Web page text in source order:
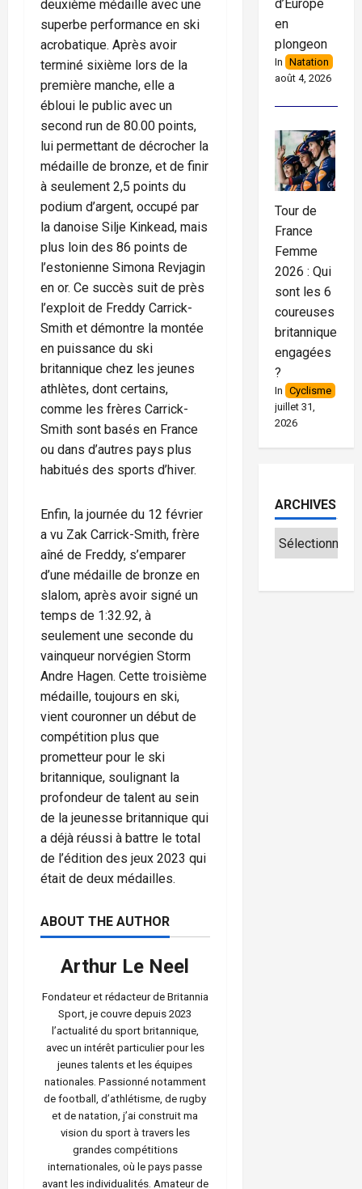
deuxième médaille avec une
superbe performance en ski
acrobatique. Après avoir
terminé sixième lors de la
première manche, elle a
ébloui le public avec un
second run de 80.00 points,
lui permettant de décrocher la
médaille de bronze, et de finir
à seulement 2,5 points du
podium d’argent, occupé par
la danoise Silje Kinkead, mais
plus loin des 86 points de
l’estonienne Simona Revjagin
en or. Ce succès suit de près
l’exploit de Freddy Carrick-
Smith et démontre la montée
en puissance du ski
britannique chez les jeunes
athlètes, dont certains,
comme les frères Carrick-
Smith sont basés en France
ou dans d’autres pays plus
habitués des sports d’hiver.
Enfin, la journée du 12 février
a vu Zak Carrick-Smith, frère
aîné de Freddy, s’emparer
d’une médaille de bronze en
slalom, après avoir signé un
temps de 1:32.92, à
seulement une seconde du
vainqueur norvégien Storm
Andre Hagen. Cette troisième
médaille, toujours en ski,
vient couronner un début de
compétition plus que
prometteur pour le ski
britannique, soulignant la
profondeur de talent au sein
de la jeunesse britannique qui
a déjà réussi à battre le total
de l’édition des jeux 2023 qui
était de deux médailles.
ABOUT THE AUTHOR
Arthur Le Neel
Fondateur et rédacteur de Britannia
Sport, je couvre depuis 2023
l’actualité du sport britannique,
avec un intérêt particulier pour les
jeunes talents et les équipes
nationales. Passionné notamment
de football, d’athlétisme, de rugby
et de natation, j’ai construit ma
vision du sport à travers les
grandes compétitions
internationales, où le pays passe
avant les individualités. Amateur de
d’Europe
en
plongeon
In Natation
août 4, 2026
Tour de
France
Femme
2026 : Qui
sont les 6
coureuses
britanniques
engagées
?
In Cyclisme
juillet 31,
2026
ARCHIVES